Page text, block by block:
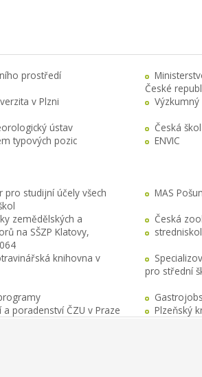
prostředí
České
v Plzni
ústav
Česká
typových pozic
ENVIC
pro studijní účely všech
MAS
zemědělských a
na SŠZP Klatovy,
Česká
knihovna v
pro střední
poradenství ČZU v Praze
Plzeňský